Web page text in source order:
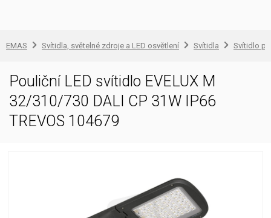
EMAS Svítidla, světelné zdroje a LED osvětlení Svítidla Svítidlo
Pouliční LED svítidlo EVELUX M
32/310/730 DALI CP 31W IP66
TREVOS 104679